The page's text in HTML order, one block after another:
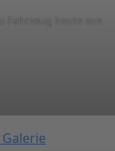
Fahrzeug heute aus